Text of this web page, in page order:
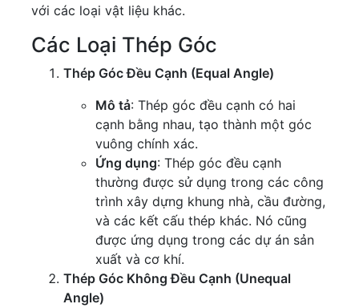
với các loại vật liệu khác.
Các Loại Thép Góc
Thép Góc Đều Cạnh (Equal Angle)
Mô tả: Thép góc đều cạnh có hai
cạnh bằng nhau, tạo thành một góc
vuông chính xác.
Ứng dụng: Thép góc đều cạnh
thường được sử dụng trong các công
trình xây dựng khung nhà, cầu đường,
và các kết cấu thép khác. Nó cũng
được ứng dụng trong các dự án sản
xuất và cơ khí.
Thép Góc Không Đều Cạnh (Unequal
Angle)